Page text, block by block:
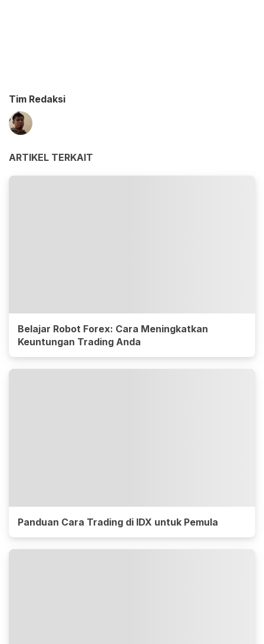
Tim Redaksi
ARTIKEL TERKAIT
Belajar Robot Forex: Cara Meningkatkan
Keuntungan Trading Anda
Panduan Cara Trading di IDX untuk Pemula